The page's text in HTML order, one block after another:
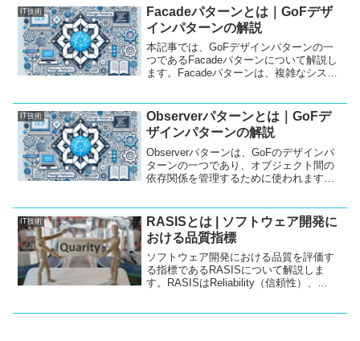
ることで、コードの可読性や保守性を高
めることができます。本記事では、
Visitorパターンの概要、使用例、そして
Java、C++、C#の実装サンプルを通じ
て、実際の利用シーンを深く掘り下げて
いきます。
IT技術
Facadeパターンとは｜GoFデザ
インパターンの解説
本記事では、GoFデザインパターンの一
つであるFacadeパターンについて解説し
ます。Facadeパターンは、複雑なシステ
インパターンです。この記事では、
Facadeパターンの概要、使い方、そして
Javaによる実装サンプルを順を追って紹
介します。
IT技術
Observerパターンとは｜GoFデ
ザインパターンの解説
Observerパターンは、GoFのデザインパ
ターンの一つであり、オブジェクト間の
依存関係を管理するために使われます。
に応じて他のオブジェクト（Observer）
がその変化に反応します。本記事では、
Observerパターンの概要と、Java、
C++、C#での実装サンプルを紹介しま
す。
IT技術
RASISとは | ソフトウェア開発に
おける品質指標
ソフトウェア開発における品質を評価す
る指標であるRASISについて解説しま
す。RASISはReliability（信頼性）、